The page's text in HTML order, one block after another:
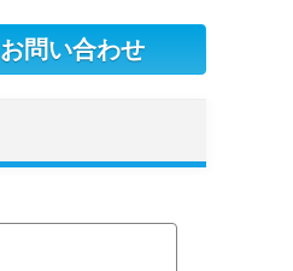
お問い合わせ